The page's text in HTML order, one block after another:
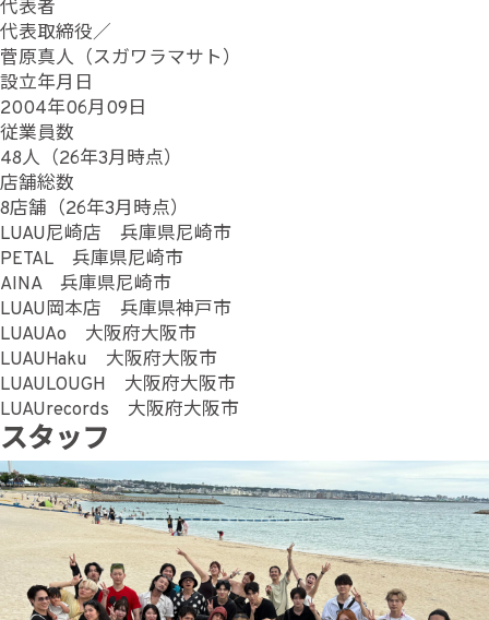
代表者
代表取締役／
菅原真人（スガワラマサト）
設立年月日
2004年06月09日
従業員数
48人（26年3月時点）
店舗総数
8店舗（26年3月時点）
LUAU尼崎店 兵庫県尼崎市
PETAL 兵庫県尼崎市
AINA 兵庫県尼崎市
LUAU岡本店 兵庫県神戸市
LUAUAo 大阪府大阪市
LUAUHaku 大阪府大阪市
LUAULOUGH 大阪府大阪市
LUAUrecords 大阪府大阪市
スタッフ